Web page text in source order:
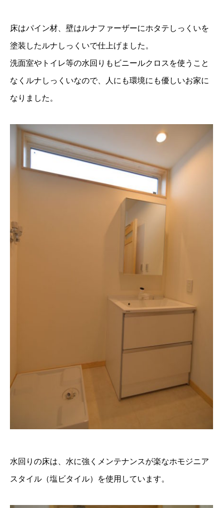
床はパイン材、壁はルナファーザーにホタテしっくいを
塗装したルナしっくいで仕上げました。
洗面室やトイレ等の水回りもビニールクロスを使うこと
なくルナしっくいなので、人にも環境にも優しいお家に
なりました。
水回りの床は、水に強くメンテナンスが楽なホモジニア
スタイル（塩ビタイル）を使用しています。